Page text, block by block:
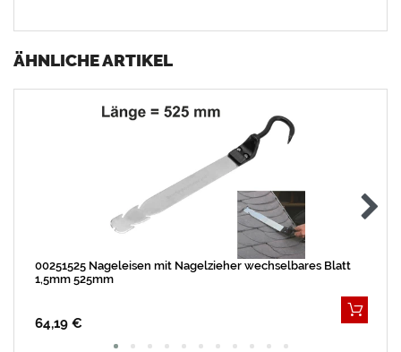
ÄHNLICHE ARTIKEL
00251525 Nageleisen mit Nagelzieher wechselbares Blatt
1,5mm 525mm
64,19 €